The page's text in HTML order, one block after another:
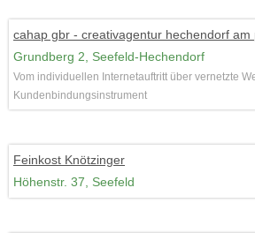
cahap gbr - creativagentur hechendorf am
Grundberg 2, Seefeld-Hechendorf
Vom individuellen Internetauftritt über vernetzte
Kundenbindungsinstrument
Feinkost Knötzinger
Höhenstr. 37, Seefeld